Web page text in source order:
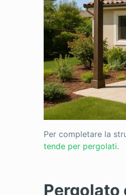
Per completare la
tende per pergolati.